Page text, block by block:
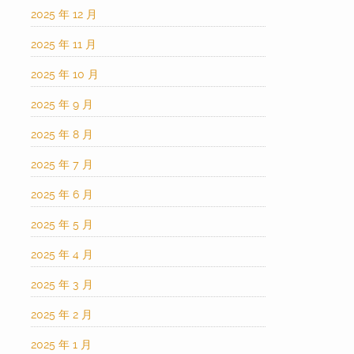
2025 年 12 月
2025 年 11 月
2025 年 10 月
2025 年 9 月
2025 年 8 月
2025 年 7 月
2025 年 6 月
2025 年 5 月
2025 年 4 月
2025 年 3 月
2025 年 2 月
2025 年 1 月